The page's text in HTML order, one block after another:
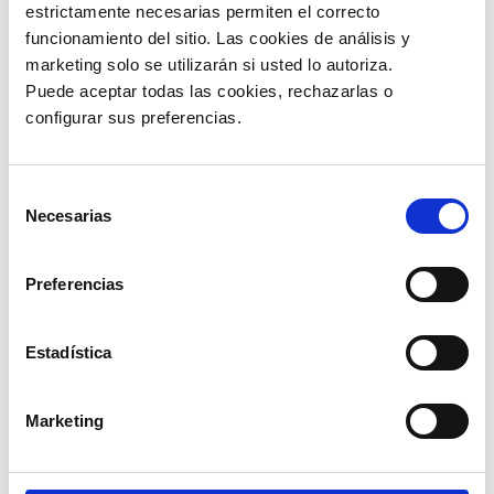
estrictamente necesarias permiten el correcto
funcionamiento del sitio. Las cookies de análisis y
marketing solo se utilizarán si usted lo autoriza.
Puede aceptar todas las cookies, rechazarlas o
configurar sus preferencias.
Necesarias
Preferencias
Estadística
Marketing
VALORES CORPORATIVOS
Respeto
La pasión por servir